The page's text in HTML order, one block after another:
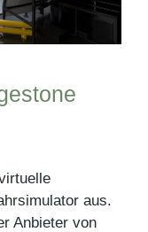
aus.
Anbieter von